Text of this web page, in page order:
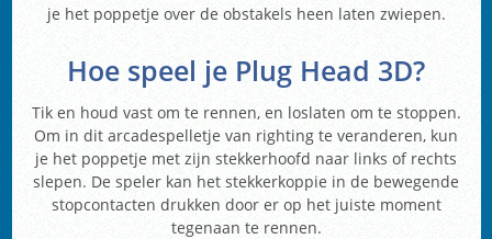
je het poppetje over de obstakels heen laten zwiepen.
Hoe speel je Plug Head 3D?
Tik en houd vast om te rennen, en loslaten om te stoppen.
Om in dit arcadespelletje van righting te veranderen, kun
je het poppetje met zijn stekkerhoofd naar links of rechts
slepen. De speler kan het stekkerkoppie in de bewegende
stopcontacten drukken door er op het juiste moment
tegenaan te rennen.